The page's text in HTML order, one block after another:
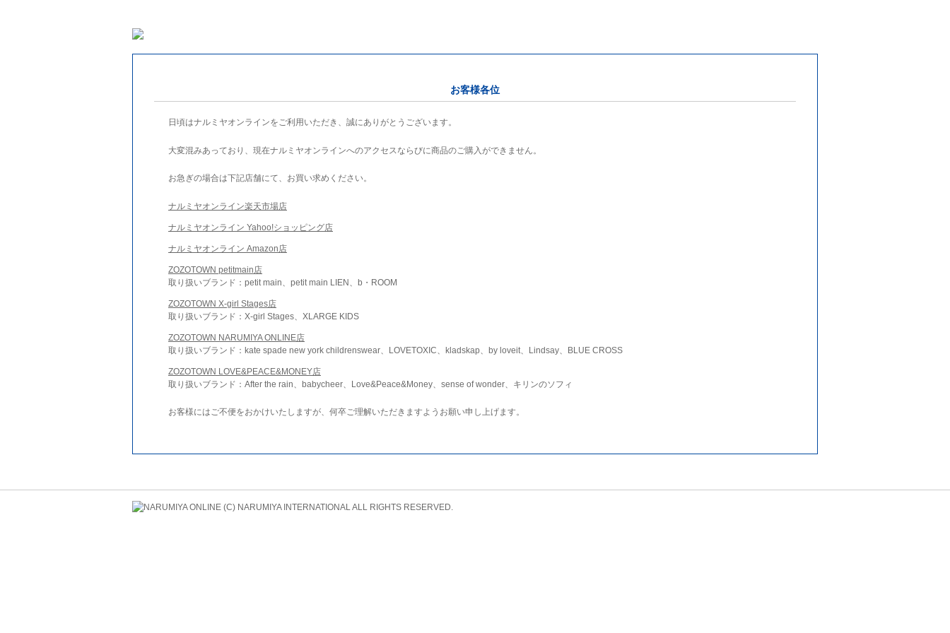
お客様各位
日頃はナルミヤオンラインをご利用いただき、誠にありがとうございます。
大変混みあっており、現在ナルミヤオンラインへのアクセスならびに商品のご購入ができません。
お急ぎの場合は下記店舗にて、お買い求めください。
ナルミヤオンライン楽天市場店
ナルミヤオンライン Yahoo!ショッピング店
ナルミヤオンライン Amazon店
ZOZOTOWN petitmain店
取り扱いブランド：petit main、petit main LIEN、b・ROOM
ZOZOTOWN X-girl Stages店
取り扱いブランド：X-girl Stages、XLARGE KIDS
ZOZOTOWN NARUMIYA ONLINE店
取り扱いブランド：kate spade new york childrenswear、LOVETOXIC、kladskap、by loveit、Lindsay、BLUE CROSS
ZOZOTOWN LOVE&PEACE&MONEY店
取り扱いブランド：After the rain、babycheer、Love&Peace&Money、sense of wonder、キリンのソフィ
お客様にはご不便をおかけいたしますが、何卒ご理解いただきますようお願い申し上げます。